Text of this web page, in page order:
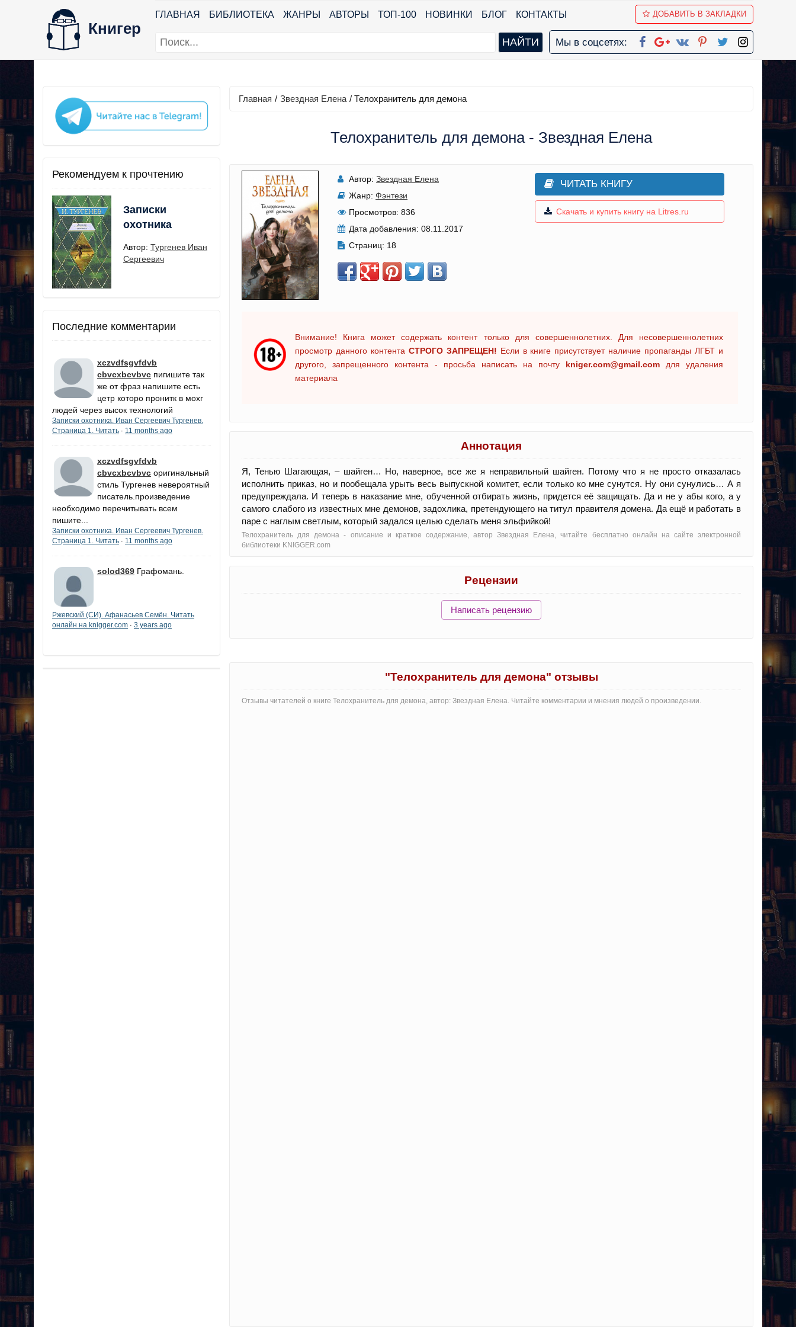
Книгер
ГЛАВНАЯ БИБЛИОТЕКА ЖАНРЫ АВТОРЫ ТОП-100 НОВИНКИ БЛОГ КОНТАКТЫ ДОБАВИТЬ В ЗАКЛАДКИ
Мы в соцсетях:
Рекомендуем к прочтению
Записки
охотника
Автор: Тургенев Иван
Сергеевич
Последние комментарии
xczvdfsgvfdvb
cbvcxbcvbvc пигишите так
же от фраз напишите есть
цетр которо пронитк в мохг
людей через высок технологий
Записки охотника. Иван Сергеевич Тургенев.
Страница 1. Читать · 11 months ago
xczvdfsgvfdvb
cbvcxbcvbvc оригинальный
стиль Тургенев невероятный
писатель.произведение
необходимо перечитывать всем
пишите...
Записки охотника. Иван Сергеевич Тургенев.
Страница 1. Читать · 11 months ago
solod369 Графомань.
Ржевский (СИ). Афанасьев Семён. Читать
онлайн на knigger.com · 3 years ago
Главная / Звездная Елена / Телохранитель для демона
Телохранитель для демона - Звездная Елена
Автор: Звездная Елена
Жанр: Фэнтези
Просмотров: 836
Дата добавления: 08.11.2017
Страниц: 18
ЧИТАТЬ КНИГУ
Скачать и купить книгу на Litres.ru
Внимание! Книга может содержать контент только для совершеннолетних. Для несовершеннолетних
просмотр данного контента СТРОГО ЗАПРЕЩЕН! Если в книге присутствует наличие пропаганды ЛГБТ и
другого, запрещенного контента - просьба написать на почту kniger.com@gmail.com для удаления
материала
Аннотация
Я, Тенью Шагающая, – шайген… Но, наверное, все же я неправильный шайген. Потому что я не просто отказалась
исполнить приказ, но и пообещала урыть весь выпускной комитет, если только ко мне сунутся. Ну они сунулись… А я
предупреждала. И теперь в наказание мне, обученной отбирать жизнь, придется её защищать. Да и не у абы кого, а у
самого слабого из известных мне демонов, задохлика, претендующего на титул правителя домена. Да ещё и работать в
паре с наглым светлым, который задался целью сделать меня эльфийкой!
Телохранитель для демона - oписание и краткое содержание, автор Звездная Елена, читайте бесплатно онлайн на сайте электронной
библиотеки KNIGGER.com
Рецензии
Написать рецензию
"Телохранитель для демона" отзывы
Отзывы читателей о книге Телохранитель для демона, автор: Звездная Елена. Читайте комментарии и мнения людей о произведении.